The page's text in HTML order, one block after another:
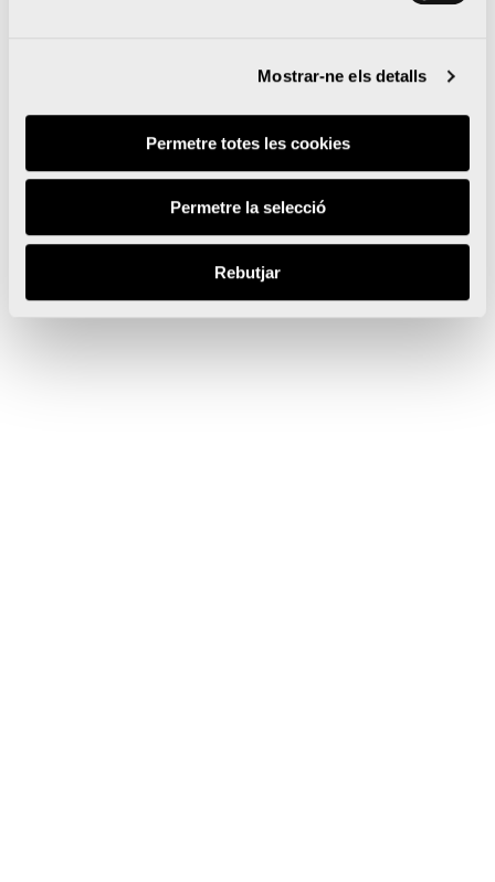
Mostrar-ne els detalls
Permetre totes les cookies
Permetre la selecció
Rebutjar